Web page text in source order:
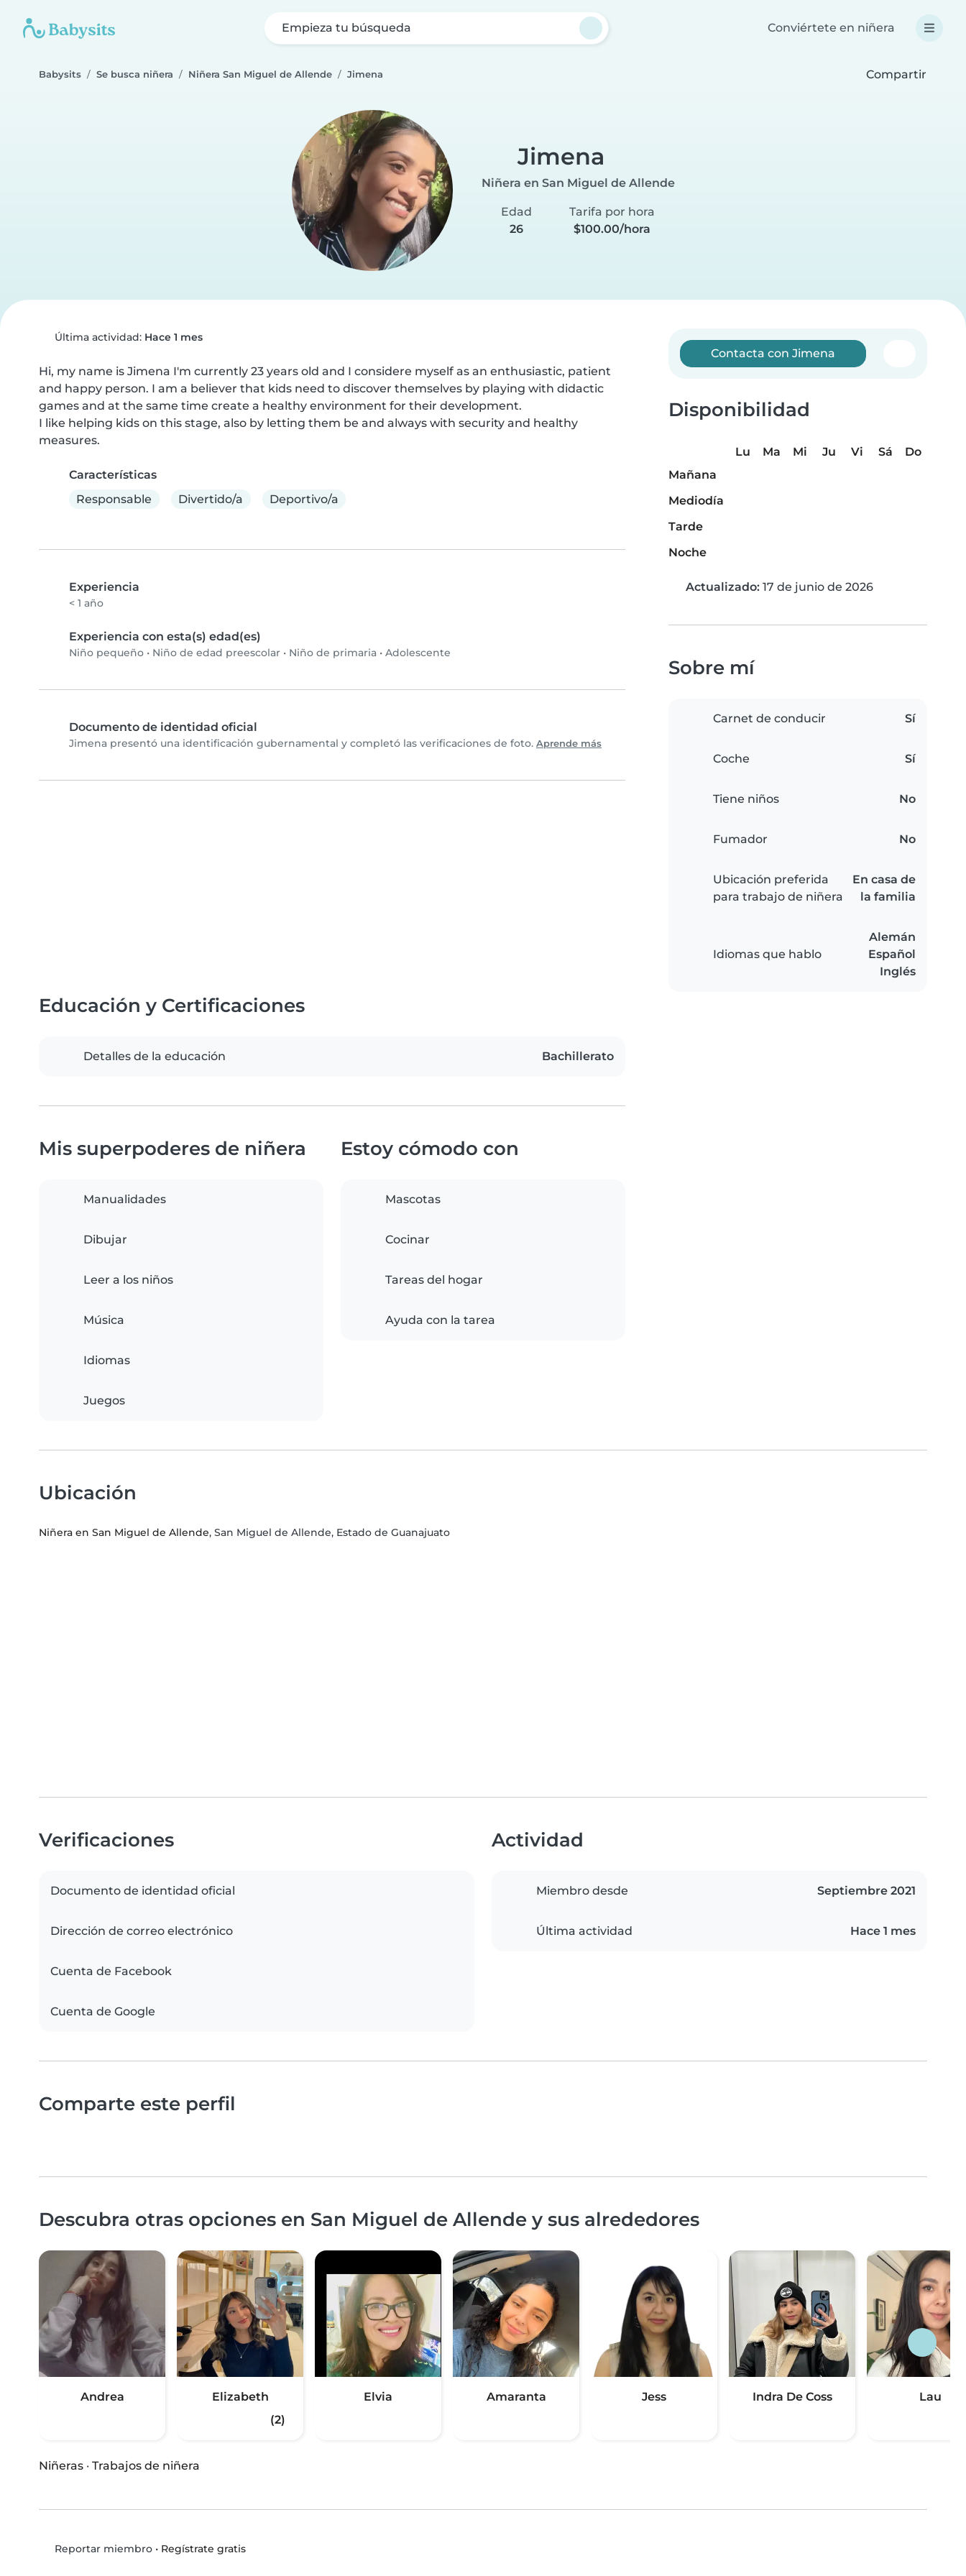
Empieza tu búsqueda Conviértete en niñera
Babysits Se busca niñera Niñera San Miguel de Allende Jimena Compartir
Jimena
Niñera en San Miguel de Allende
Edad
26
Tarifa por hora
$100.00/hora
Última actividad: Hace 1 mes
Hi, my name is Jimena I'm currently 23 years old and I considere myself as an enthusiastic, patient
and happy person. I am a believer that kids need to discover themselves by playing with didactic
games and at the same time create a healthy environment for their development.
I like helping kids on this stage, also by letting them be and always with security and healthy
measures.
Características
Responsable
Divertido/a Deportivo/a
Experiencia
< 1 año
Experiencia con esta(s) edad(es)
Niño pequeño • Niño de edad preescolar • Niño de primaria • Adolescente
Documento de identidad oficial
Jimena presentó una identificación gubernamental y completó las verificaciones de foto. Aprende más
Contacta con Jimena
Disponibilidad
Lu Ma Mi Ju Vi Sá
Do
Mañana
Mediodía
Tarde
Noche
Actualizado: 17 de junio de 2026
Sobre mí
Carnet de conducir Sí
Coche Sí
Tiene niños No
Fumador No
Ubicación preferida
para trabajo de niñera
En casa de
la familia
Idiomas que hablo
Alemán
Español
Inglés
Educación y Certificaciones
Detalles de la educación Bachillerato
Mis superpoderes de niñera
Manualidades
Dibujar
Leer a los niños
Música
Idiomas
Juegos
Estoy cómodo con
Mascotas
Cocinar
Tareas del hogar
Ayuda con la tarea
Ubicación
Niñera en San Miguel de Allende, San Miguel de Allende, Estado de Guanajuato
Verificaciones
Documento de identidad oficial
Dirección de correo electrónico
Cuenta de Facebook
Cuenta de Google
Actividad
Miembro desde Septiembre 2021
Última actividad Hace 1 mes
Comparte este perfil
Descubra otras opciones en San Miguel de Allende y sus alrededores
Andrea
Elizabeth
(2)
Elvia Amaranta Jess Indra De Coss Lau
Niñeras · Trabajos de niñera
Reportar miembro• Regístrate gratis